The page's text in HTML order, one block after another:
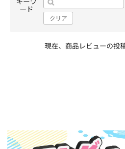
ード
クリア
現在、商品レビューの投